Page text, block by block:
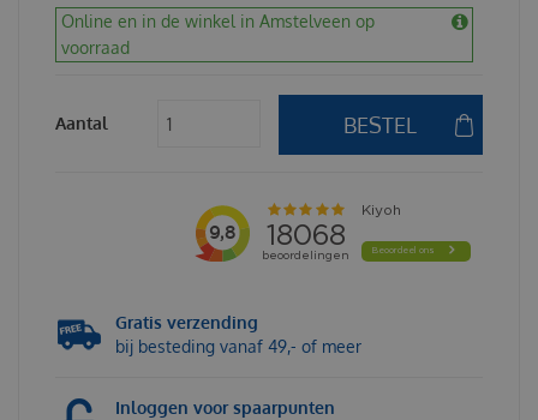
Online en in de winkel in Amstelveen op
voorraad
Aantal
Gratis verzending
bij besteding vanaf 49,- of meer
Inloggen voor spaarpunten